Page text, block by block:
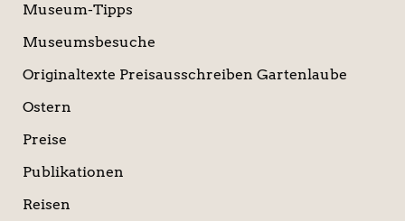
Museum-Tipps
Museumsbesuche
Originaltexte Preisausschreiben Gartenlaube
Ostern
Preise
Publikationen
Reisen